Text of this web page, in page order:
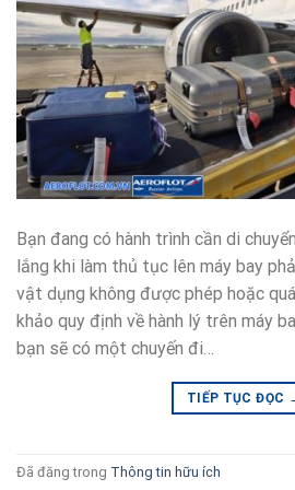
Bạn đang có hành trình cần di
lắng khi làm thủ tục lên máy bay
vật dụng không được phép hoặc
khảo quy định về hành lý trên máy
bạn sẽ có một chuyến đi…
TIẾP TỤC ĐỌC
Đã đăng trong Thông tin hữu ích